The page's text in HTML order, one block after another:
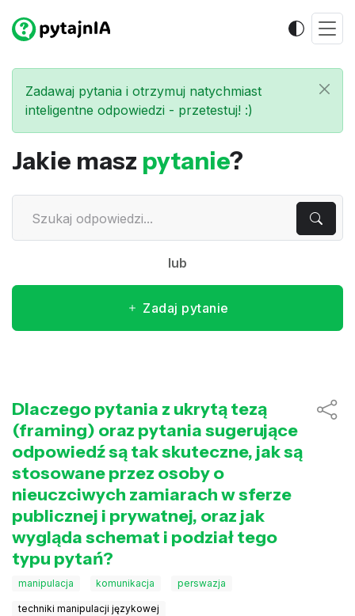
Zadawaj pytania i otrzymuj natychmiast
inteligentne odpowiedzi - przetestuj! :)
Jakie masz pytanie?
lub
Zadaj pytanie
Dlaczego pytania z ukrytą tezą
(framing) oraz pytania sugerujące
odpowiedź są tak skuteczne, jak są
stosowane przez osoby o
nieuczciwych zamiarach w sferze
publicznej i prywatnej, oraz jak
wygląda schemat i podział tego
typu pytań?
manipulacja komunikacja perswazja
techniki manipulacji językowej